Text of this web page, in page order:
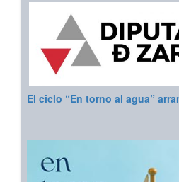
El ciclo “En torno al agua”